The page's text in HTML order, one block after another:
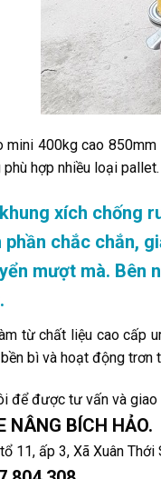
400kg cao 850mm
phù hợp nhiều loại pallet.
xích chống
chắc chắn,
mượt mà. Bên
từ chất liệu cao cấp
bì và hoạt động trơn
để được tư vấn và giao
NÂNG BÍCH HẢO.
11, ấp 3, Xã Xuân Thới